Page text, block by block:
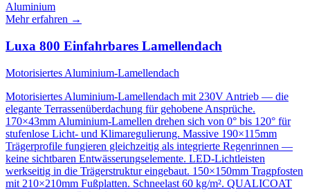
Aluminium
Mehr erfahren →
Luxa 800 Einfahrbares Lamellendach
Motorisiertes Aluminium-Lamellendach
Motorisiertes Aluminium-Lamellendach mit 230V Antrieb — die
elegante Terrassenüberdachung für gehobene Ansprüche.
170×43mm Aluminium-Lamellen drehen sich von 0° bis 120° für
stufenlose Licht- und Klimaregulierung. Massive 190×115mm
Trägerprofile fungieren gleichzeitig als integrierte Regenrinnen —
keine sichtbaren Entwässerungselemente. LED-Lichtleisten
werkseitig in die Trägerstruktur eingebaut. 150×150mm Tragpfosten
mit 210×210mm Fußplatten. Schneelast 60 kg/m². QUALICOAT